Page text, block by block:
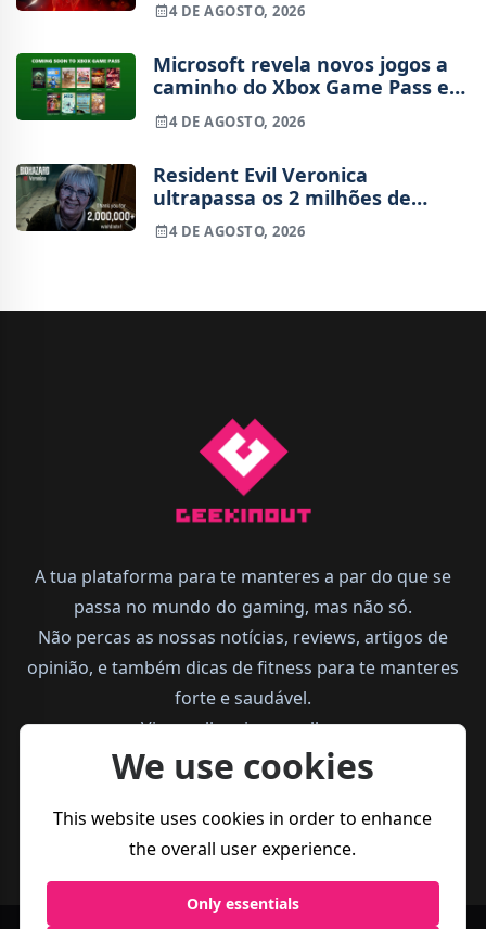
4 DE AGOSTO, 2026
Microsoft revela novos jogos a
caminho do Xbox Game Pass em
agosto
4 DE AGOSTO, 2026
Resident Evil Veronica
ultrapassa os 2 milhões de
wishlists
4 DE AGOSTO, 2026
A tua plataforma para te manteres a par do que se
passa no mundo do gaming, mas não só.
Não percas as nossas notícias, reviews, artigos de
opinião, e também dicas de fitness para te manteres
forte e saudável.
Vive melhor, joga melhor.
We use cookies
This website uses cookies in order to enhance
the overall user experience.
Only essentials